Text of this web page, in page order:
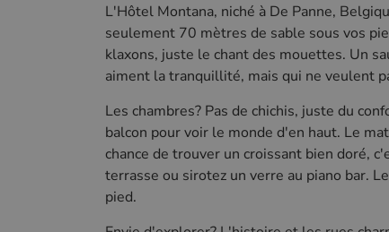
L'Hôtel Montana, niché à De Panne,
seulement 70 mètres de sable sous vos
klaxons, juste le chant des mouettes. Un
aiment la tranquillité, mais qui ne veulent
Les chambres? Pas de chichis, juste du
balcon pour voir le monde d'en haut. Le
chance de trouver un croissant bien doré,
terrasse ou sirotez un verre au piano bar.
pied.